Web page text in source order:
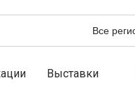
Выставки